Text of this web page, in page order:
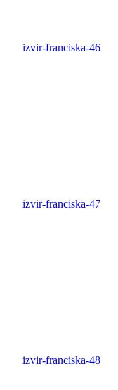
izvir-franciska-46
izvir-franciska-47
izvir-franciska-48